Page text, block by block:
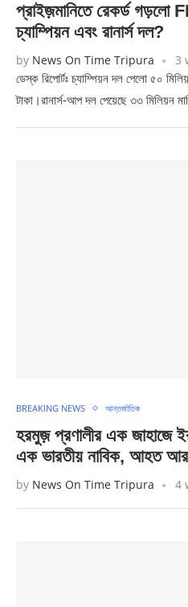
প্রাইজ়মানিতে রেকর্ড গড়লো
চ্যাম্পিয়ন এবং রানার্স দল?
by News On Time Tripura 3
ডেস্ক রিপোর্টঃ চ্যাম্পিয়ন দল পেলো ৫০
টাকা।রানার্স-আপ দল পেয়েছে ৩৩ মিলিয়ন
BREAKING NEWS আন্তর্জাতিক
হরমুজ় প্রণালীর এক জাহাজে
এক ভারতীয় নাবিক, আহত
by News On Time Tripura 4